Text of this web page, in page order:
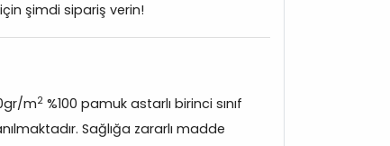
şimdi sipariş verin!
m2 %100 pamuk astarlı birinci sınıf
Sağlığa zararlı madde